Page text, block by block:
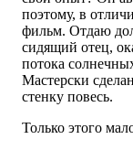
поэтому, в
фильм. Отдаю
сидящий отец,
потока
Мастерски
стенку повесь.
Только этого